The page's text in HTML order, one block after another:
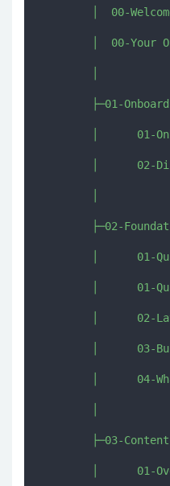
│  00-
│  00-Your
├─01-
│      01-
│      02-
├─02-
│      01-
│      01-
│      02-
│      03-
│      04-
├─03-
│      01-